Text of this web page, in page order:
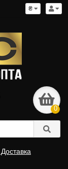
₴
0
Доставка